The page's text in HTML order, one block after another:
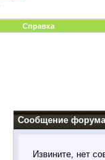
Справка
Сообщение форума
Извините, нет